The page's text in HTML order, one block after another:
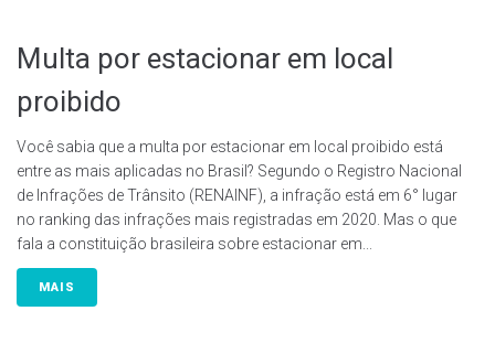
Multa por estacionar em local
proibido
Você sabia que a multa por estacionar em local proibido está
entre as mais aplicadas no Brasil? Segundo o Registro Nacional
de Infrações de Trânsito (RENAINF), a infração está em 6° lugar
no ranking das infrações mais registradas em 2020. Mas o que
fala a constituição brasileira sobre estacionar em...
MAIS